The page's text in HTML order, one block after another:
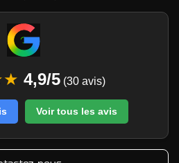
4,9/5(30 avis)
Voir tous les avis